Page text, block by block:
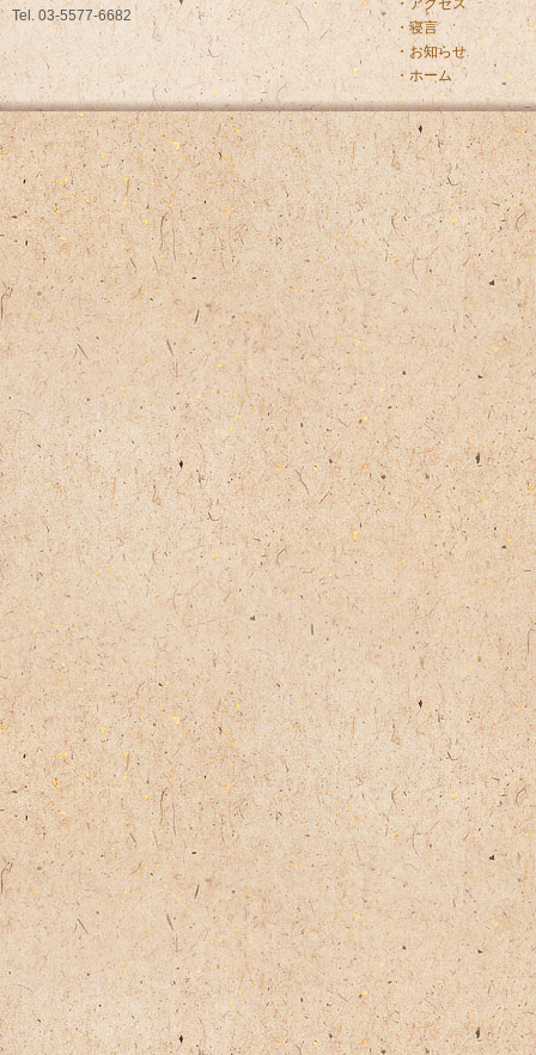
Tel. 03-5577-6682
・アクセス
・寝言
・お知らせ
・ホーム